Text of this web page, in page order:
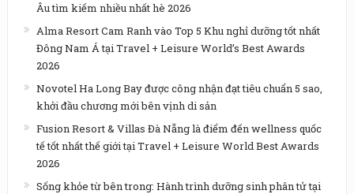
Âu tìm kiếm nhiều nhất hè 2026
Alma Resort Cam Ranh vào Top 5 Khu nghỉ dưỡng tốt nhất
Đông Nam Á tại Travel + Leisure World’s Best Awards
2026
Novotel Ha Long Bay được công nhận đạt tiêu chuẩn 5 sao,
khởi đầu chương mới bên vịnh di sản
Fusion Resort & Villas Đà Nẵng là điểm đến wellness quốc
tế tốt nhất thế giới tại Travel + Leisure World Best Awards
2026
Sống khỏe từ bên trong: Hành trình dưỡng sinh phân tử tại